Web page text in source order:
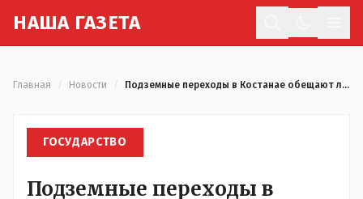
НАША ГАЗЕТА
Главная Новости Подземные переходы в Костанае обещают летом сделать удобными для маломобильных граждан
ГОСУДАРСТВО
Подземные переходы в